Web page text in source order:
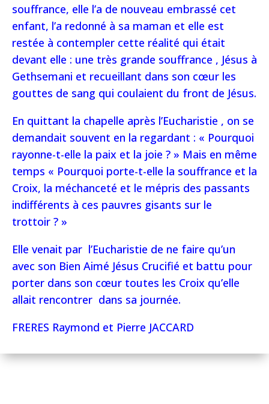
souffrance, elle l’a de nouveau embrassé cet
enfant, l’a redonné à sa maman et elle est
restée à contempler cette réalité qui était
devant elle : une très grande souffrance , Jésus à
Gethsemani et recueillant dans son cœur les
gouttes de sang qui coulaient du front de Jésus.
En quittant la chapelle après l’Eucharistie , on se
demandait souvent en la regardant : « Pourquoi
rayonne-t-elle la paix et la joie ? » Mais en même
temps « Pourquoi porte-t-elle la souffrance et la
Croix, la méchanceté et le mépris des passants
indifférents à ces pauvres gisants sur le
trottoir ? »
Elle venait par l’Eucharistie de ne faire qu’un
avec son Bien Aimé Jésus Crucifié et battu pour
porter dans son cœur toutes les Croix qu’elle
allait rencontrer dans sa journée.
FRERES Raymond et Pierre JACCARD